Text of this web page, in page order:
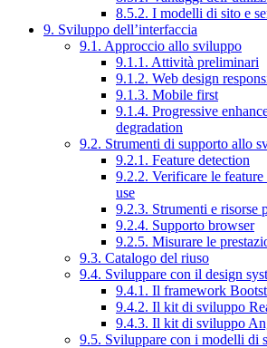
8.5.2. I modelli di sito e
9. Sviluppo dell’interfaccia
9.1. Approccio allo sviluppo
9.1.1. Attività preliminari
9.1.2. Web design
9.1.3. Mobile first
9.1.4. Progressive
degradation
9.2. Strumenti di supporto allo
9.2.1. Feature detection
9.2.2. Verificare le
use
9.2.3. Strumenti e risorse
9.2.4. Supporto browser
9.2.5. Misurare le
9.3. Catalogo del riuso
9.4. Sviluppare con il design
9.4.1. Il framework
9.4.2. Il kit di sviluppo
9.4.3. Il kit di sviluppo
9.5. Sviluppare con i modelli di